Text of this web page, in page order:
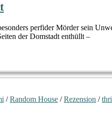
perfider Mörder sein
der Domstadt enthüllt –
/Random House /Rezension /